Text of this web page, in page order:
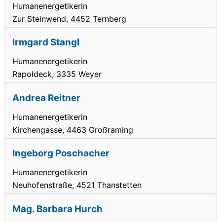
Humanenergetikerin
Zur Steinwend, 4452 Ternberg
Irmgard Stangl
Humanenergetikerin
Rapoldeck, 3335 Weyer
Andrea Reitner
Humanenergetikerin
Kirchengasse, 4463 Großraming
Ingeborg Poschacher
Humanenergetikerin
Neuhofenstraße, 4521 Thanstetten
Mag. Barbara Hurch